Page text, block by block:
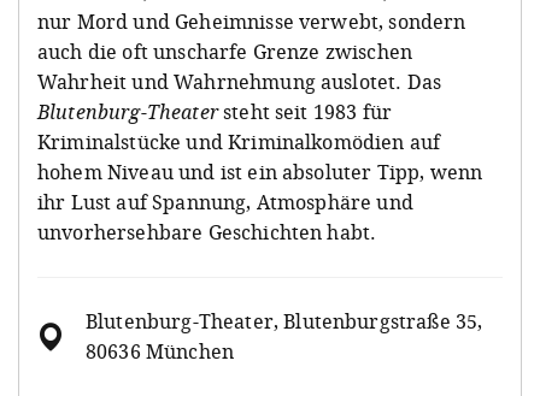
nur Mord und Geheimnisse verwebt, sondern
auch die oft unscharfe Grenze zwischen
Wahrheit und Wahrnehmung auslotet. Das
Blutenburg-Theatersteht seit 1983 für
Kriminalstücke und Kriminalkomödien auf
hohem Niveau und ist ein absoluter Tipp, wenn
ihr Lust auf Spannung, Atmosphäre und
unvorhersehbare Geschichten habt.
Blutenburg-Theater, Blutenburgstraße 35,
80636 München